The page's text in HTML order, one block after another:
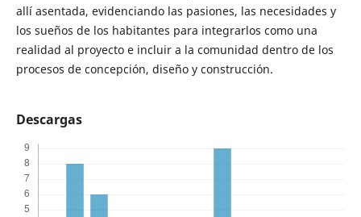
allí asentada, evidenciando las pasiones, las necesidades y
los sueños de los habitantes para integrarlos como una
realidad al proyecto e incluir a la comunidad dentro de los
procesos de concepción, diseño y construcción.
Descargas